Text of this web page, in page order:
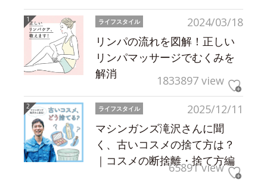
2024/03/18
ライフスタイル
リンパの流れを図解！正しい
リンパマッサージでむくみを
解消
1833897 view
2025/12/11
ライフスタイル
マシンガンズ滝沢さんに聞
く、古いコスメの捨て方は？
｜コスメの断捨離・捨て方編
65891 view